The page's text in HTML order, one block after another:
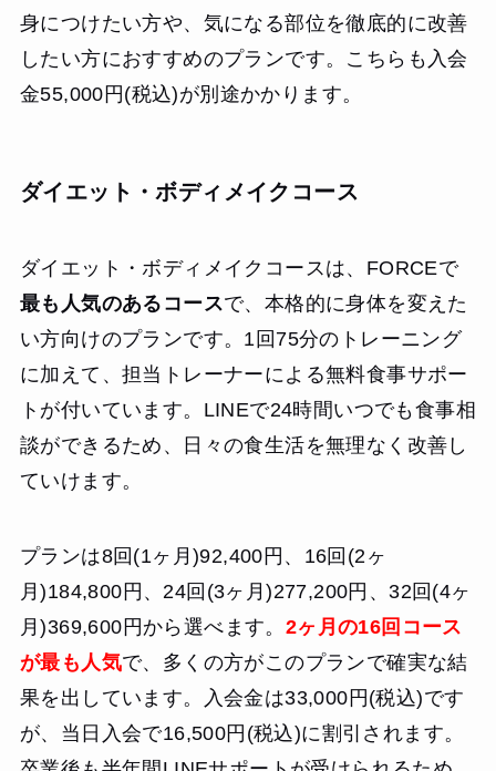
身につけたい方や、気になる部位を徹底的に改善
したい方におすすめのプランです。こちらも入会
金55,000円(税込)が別途かかります。
ダイエット・ボディメイクコース
ダイエット・ボディメイクコースは、FORCEで
最も人気のあるコースで、本格的に身体を変えた
い方向けのプランです。1回75分のトレーニング
に加えて、担当トレーナーによる無料食事サポー
トが付いています。LINEで24時間いつでも食事相
談ができるため、日々の食生活を無理なく改善し
ていけます。
プランは8回(1ヶ月)92,400円、16回(2ヶ
月)184,800円、24回(3ヶ月)277,200円、32回(4ヶ
月)369,600円から選べます。 2ヶ月の16回コース
が最も人気で、多くの方がこのプランで確実な結
果を出しています。入会金は33,000円(税込)です
が、当日入会で16,500円(税込)に割引されます。